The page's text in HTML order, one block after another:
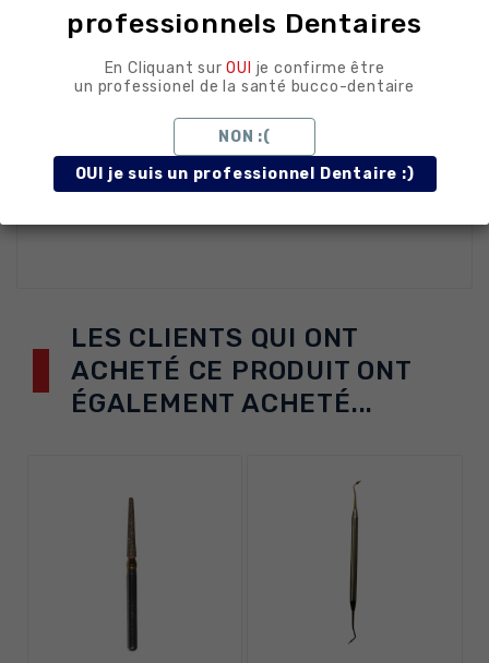
matière rapidement pour accélérer la phase
préparatoire.
Conclusion
LES CLIENTS QUI ONT
ACHETÉ CE PRODUIT ONT
ÉGALEMENT ACHETÉ...
professionnels Dentaires
En Cliquant surOUI je confirme être
un professionel de la santé bucco-dentaire
NON :(
OUI je suis un professionnel Dentaire :)